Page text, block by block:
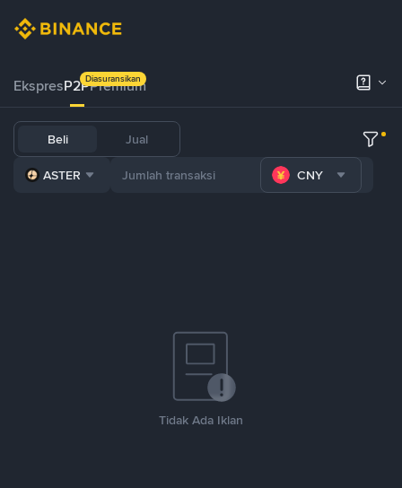
EkspresP2PPremium
Diasuransikan
Beli Jual
ASTER CNY
Tidak Ada Iklan